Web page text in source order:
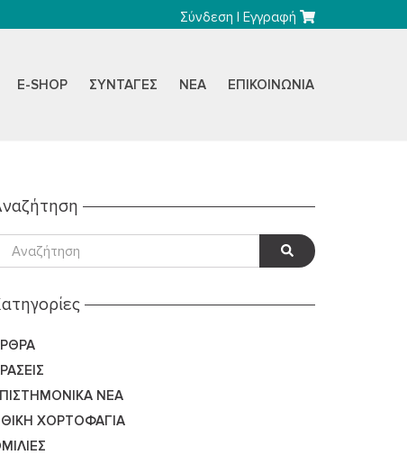
Σύνδεση |Εγγραφή
E-SHOP ΣΥΝΤΑΓΈΣ ΝΈΑ ΕΠΙΚΟΙΝΩΝΊΑ
ΝΈΑ
ΧΟΡΤΟΦΑΓΊΑ